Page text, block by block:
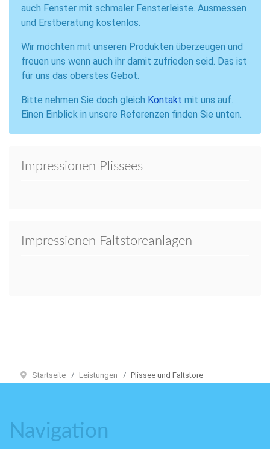
auch Fenster mit schmaler Fensterleiste. Ausmessen
und Erstberatung kostenlos.
Wir möchten mit unseren Produkten überzeugen und
freuen uns wenn auch ihr damit zufrieden seid. Das ist
für uns das oberstes Gebot.
Bitte nehmen Sie doch gleich Kontakt mit uns auf.
Einen Einblick in unsere Referenzen finden Sie unten.
Impressionen Plissees
Impressionen Faltstoreanlagen
Startseite Leistungen Plissee und Faltstore
Navigation